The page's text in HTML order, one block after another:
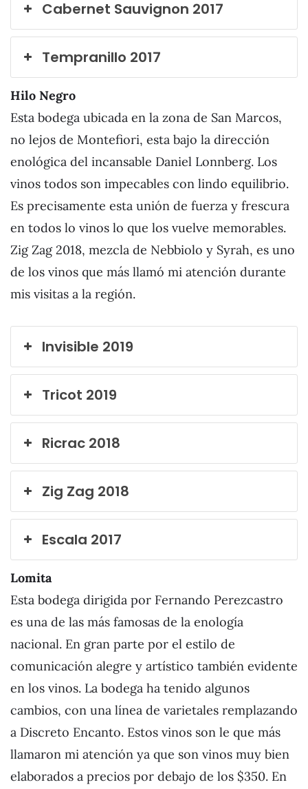
Cabernet Sauvignon 2017
Tempranillo 2017
Hilo Negro
Esta bodega ubicada en la zona de San Marcos,
no lejos de Montefiori, esta bajo la dirección
enológica del incansable Daniel Lonnberg. Los
vinos todos son impecables con lindo equilibrio.
Es precisamente esta unión de fuerza y frescura
en todos lo vinos lo que los vuelve memorables.
Zig Zag 2018, mezcla de Nebbiolo y Syrah, es uno
de los vinos que más llamó mi atención durante
mis visitas a la región.
Invisible 2019
Tricot 2019
Ricrac 2018
Zig Zag 2018
Escala 2017
Lomita
Esta bodega dirigida por Fernando Perezcastro
es una de las más famosas de la enología
nacional. En gran parte por el estilo de
comunicación alegre y artístico también evidente
en los vinos. La bodega ha tenido algunos
cambios, con una línea de varietales remplazando
a Discreto Encanto. Estos vinos son le que más
llamaron mi atención ya que son vinos muy bien
elaborados a precios por debajo de los $350. En